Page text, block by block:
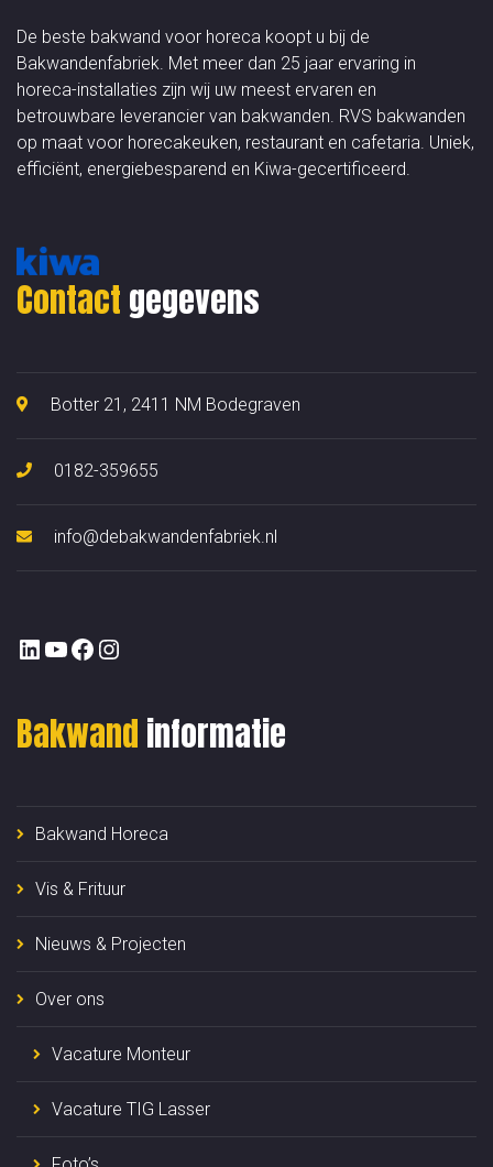
De beste bakwand voor horeca koopt u bij de
Bakwandenfabriek. Met meer dan 25 jaar ervaring in
horeca-installaties zijn wij uw meest ervaren en
betrouwbare leverancier van bakwanden. RVS bakwanden
op maat voor horecakeuken, restaurant en cafetaria. Uniek,
efficiënt, energiebesparend en Kiwa-gecertificeerd.
Contact gegevens
Botter 21, 2411 NM Bodegraven
0182-359655
info@debakwandenfabriek.nl
https://www.linkedin.com/company/
YouTube
https://www.facebook.com/
Instagram
Bakwand informatie
Bakwand Horeca
Vis & Frituur
Nieuws & Projecten
Over ons
Vacature Monteur
Vacature TIG Lasser